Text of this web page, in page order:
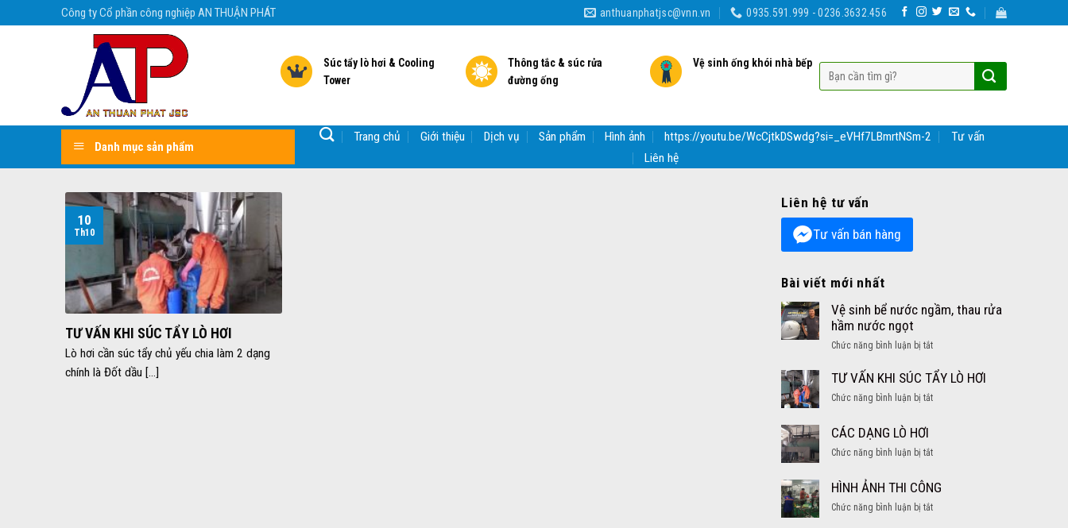
Công ty Cổ phần công nghiệp AN THUẬN PHÁT anthuanphatjsc@vnn.vn 0935.591.999 - 0236.3632.456
Súc tẩy lò hơi & Cooling
Tower
Thông tắc & súc rửa
đường ống
Vệ sinh ống khói nhà bếp
Danh mục sản phẩm
Trang chủ Giới thiệu Dịch vụ Sản phẩm Hình ảnh https://youtu.be/WcCjtkDSwdg?si=_eVHf7LBmrtNSm-2
Tư vấn
Liên hệ
TƯ VẤN KHI SÚC TẨY LÒ HƠI
Lò hơi cần súc tẩy chủ yếu chia làm 2 dạng
chính là Đốt dầu [...]
10
Th10
Liên hệ tư vấn
Tư vấn bán hàng
Bài viết mới nhất
Vệ sinh bể nước ngầm, thau rửa
hầm nước ngọt
Chức năng bình luận bị tắtở
sinh
rửa
nước
ngọt
TƯ VẤN KHI SÚC TẨY LÒ HƠI
Chức năng bình luận bị tắtở
SÚC
LÒ
HƠI
CÁC DẠNG LÒ HƠI
Chức năng bình luận bị tắtở
DẠNG
HƠI
HÌNH ẢNH THI CÔNG
Chức năng bình luận bị tắtở